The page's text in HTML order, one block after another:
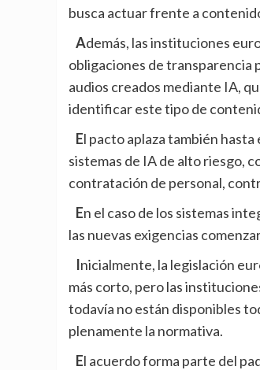
busca actuar frente a
Además, las instituciones europeas han acordado posponer hasta el 2 de diciembre de este año las
obligaciones de transparencia
audios creados mediante IA,
identificar este tipo de
El pacto aplaza también hasta el 2 de diciembre de 2027 parte de las obligaciones previstas para
sistemas de IA de alto riesgo,
contratación de personal,
En el caso de los sistemas integrados en productos, como dispositivos médicos o maquinaria industrial,
las nuevas exigencias
Inicialmente, la legislación europea contemplaba la entrada en vigor de estas obligaciones en un plazo
más corto, pero las
todavía no están disponibles
plenamente la normativa.
El acuerdo forma parte del paquete legislativo europeo de simplificación digital ‘Omnibus VII’, con el